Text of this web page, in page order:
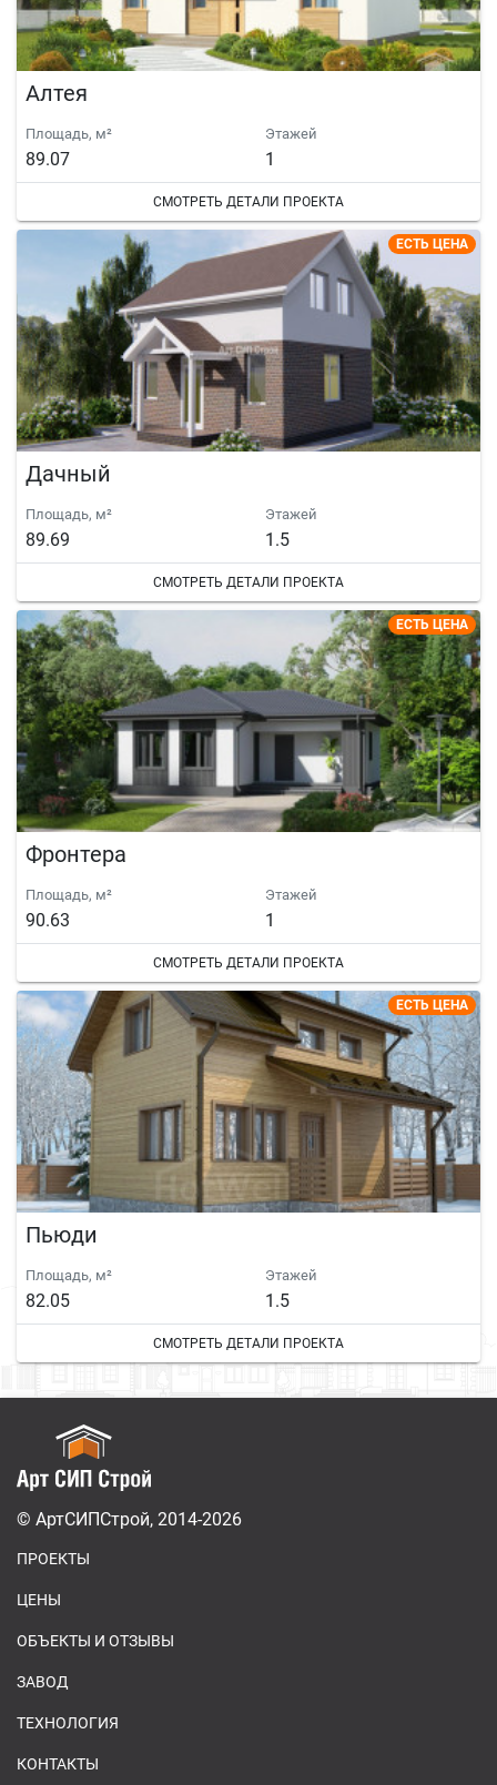
Алтея
Площадь, м²
89.07
Этажей
1
СМОТРЕТЬ ДЕТАЛИ ПРОЕКТА
ЕСТЬ ЦЕНА
Дачный
Площадь, м²
89.69
Этажей
1.5
СМОТРЕТЬ ДЕТАЛИ ПРОЕКТА
ЕСТЬ ЦЕНА
Фронтера
Площадь, м²
90.63
Этажей
1
СМОТРЕТЬ ДЕТАЛИ ПРОЕКТА
ЕСТЬ ЦЕНА
Пьюди
Площадь, м²
82.05
Этажей
1.5
СМОТРЕТЬ ДЕТАЛИ ПРОЕКТА
© АртСИПСтрой, 2014-2026
ПРОЕКТЫ
ЦЕНЫ
ОБЪЕКТЫ И ОТЗЫВЫ
ЗАВОД
ТЕХНОЛОГИЯ
КОНТАКТЫ